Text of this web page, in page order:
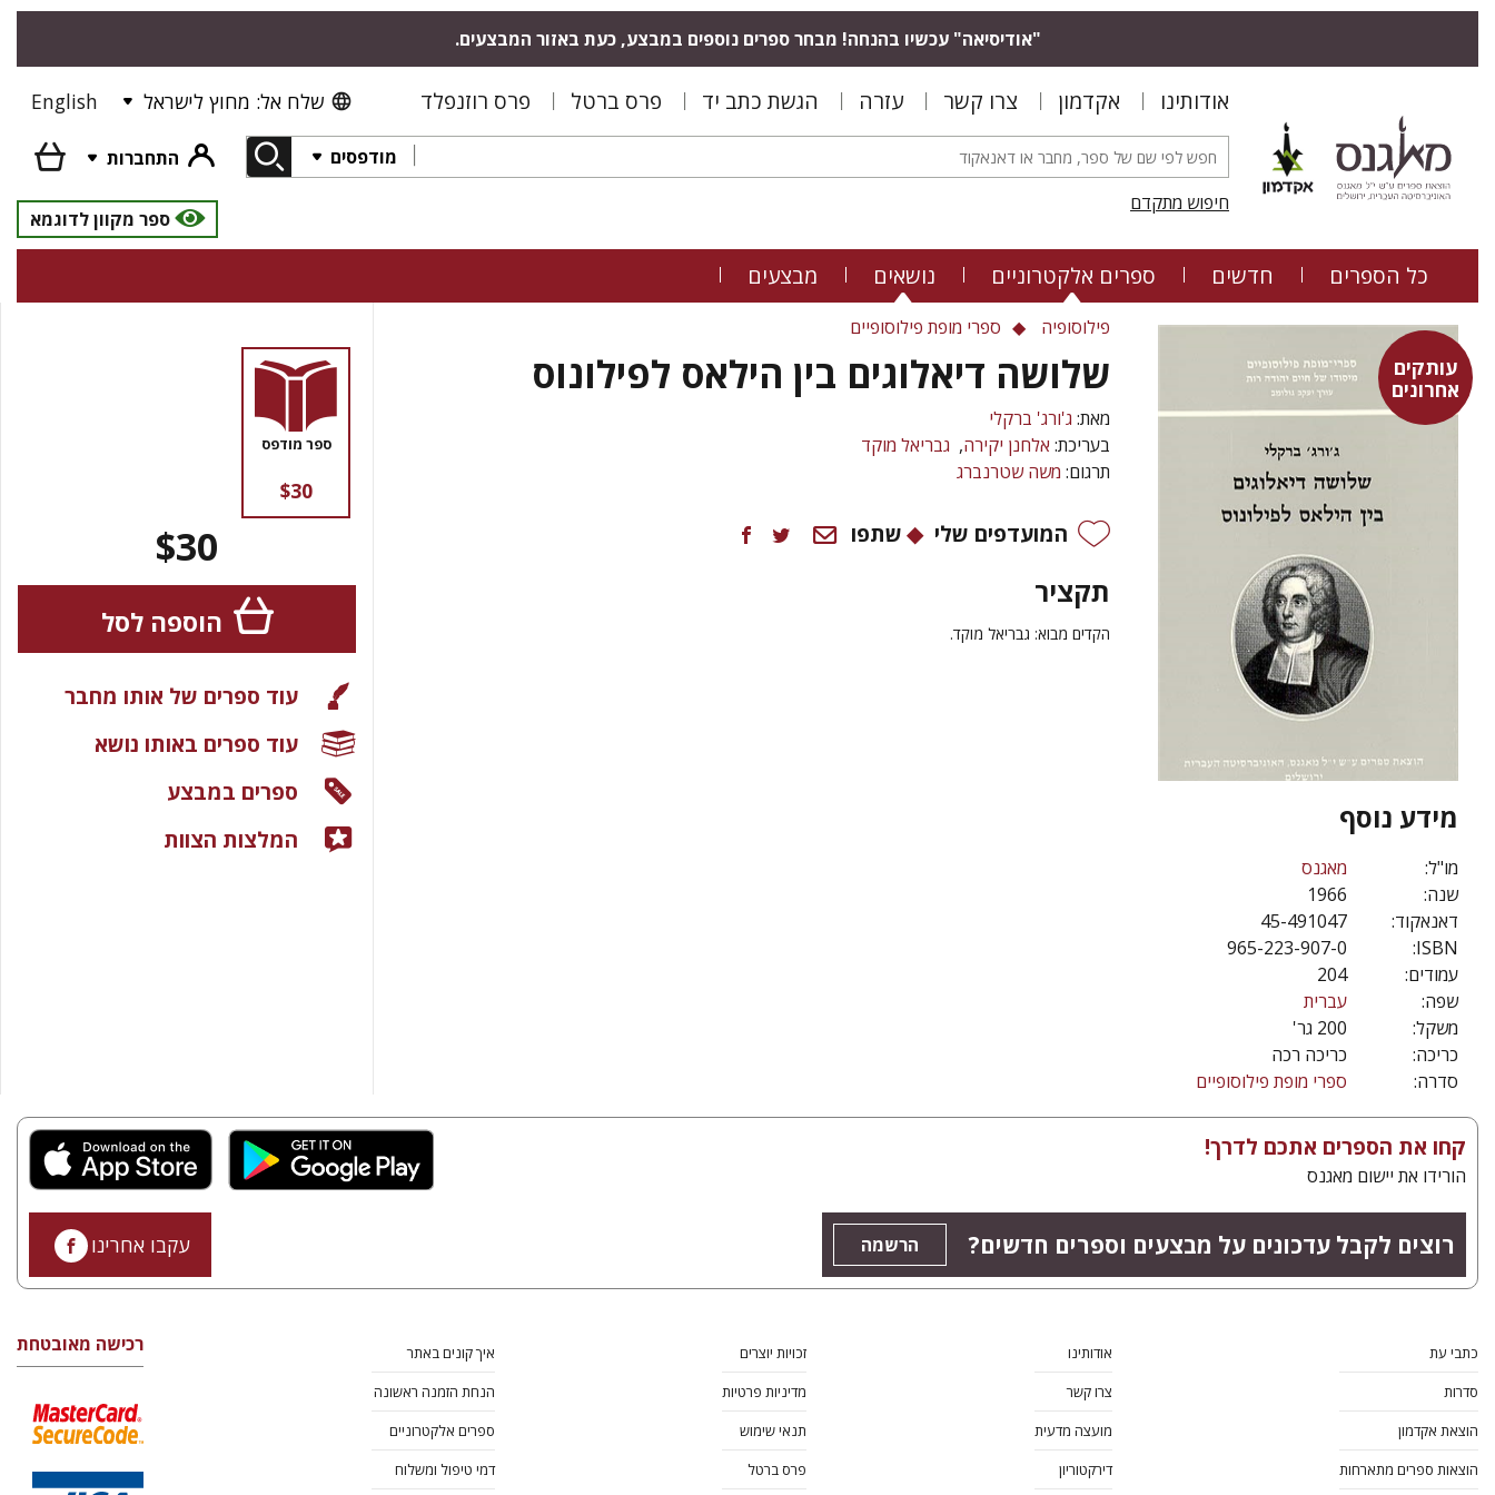
"אודיסיאה" עכשיו בהנחה! מבחר ספרים נוספים במבצע, כעת באזור המבצעים.
אודותינו אקדמון צרו קשר עזרה הגשת כתב יד פרס ברטל פרס רוזנפלד שלח אל: מחוץ לישראל English
מודפסים
התחברות
חיפוש מתקדם
ספר מקוון לדוגמא
כל הספרים חדשים ספרים אלקטרוניים נושאים מבצעים
עותקים
אחרונים
מידע נוסף
מו"ל:
מאגנס
שנה:
1966
דאנאקוד:
45-491047
ISBN:
965-223-907-0
עמודים:
204
שפה:
עברית
משקל:
200 גר'
כריכה:
כריכה רכה
סדרה:
ספרי מופת פילוסופיים
פילוסופיה ספרי מופת פילוסופיים
שלושה דיאלוגים בין הילאס לפילונוס
מאת: ג'ורג' ברקלי
בעריכת: אלחנן יקירה
גבריאל מוקד
תרגום: משה שטרנברג
המועדפים שלי שתפו
תקציר
הקדים מבוא: גבריאל מוקד.
ספר מודפס
$30
$30
הוספה לסל
עוד ספרים של אותו מחבר
עוד ספרים באותו נושא
ספרים במבצע
המלצות הצוות
קחו את הספרים אתכם לדרך!
הורידו את יישום מאגנס
רוצים לקבל עדכונים על מבצעים וספרים חדשים? הרשמה עקבו אחרינו
כתבי עת
סדרות
הוצאת אקדמון
הוצאות ספרים מתארחות
אודותינו
צרו קשר
מועצה מדעית
דירקטוריון
זכויות יוצרים
מדיניות פרטיות
תנאי שימוש
פרס ברטל
איך קונים באתר
הנחת הזמנה ראשונה
ספרים אלקטרוניים
דמי טיפול ומשלוח
רכישה מאובטחת